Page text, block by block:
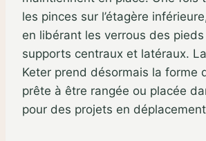
les pinces sur l’étagère
en libérant les verrous des
supports centraux et latéraux.
Keter prend désormais la forme
prête à être rangée ou placée
pour des projets en